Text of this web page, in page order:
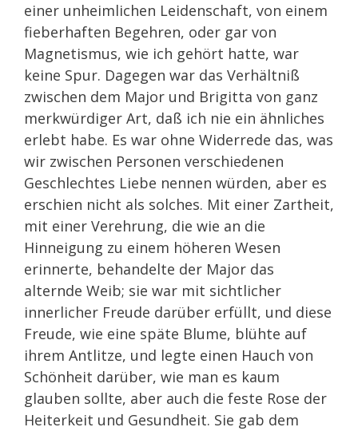
einer unheimlichen Leidenschaft, von einem
fieberhaften Begehren, oder gar von
Magnetismus, wie ich gehört hatte, war
keine Spur. Dagegen war das Verhältniß
zwischen dem Major und Brigitta von ganz
merkwürdiger Art, daß ich nie ein ähnliches
erlebt habe. Es war ohne Widerrede das, was
wir zwischen Personen verschiedenen
Geschlechtes Liebe nennen würden, aber es
erschien nicht als solches. Mit einer Zartheit,
mit einer Verehrung, die wie an die
Hinneigung zu einem höheren Wesen
erinnerte, behandelte der Major das
alternde Weib; sie war mit sichtlicher
innerlicher Freude darüber erfüllt, und diese
Freude, wie eine späte Blume, blühte auf
ihrem Antlitze, und legte einen Hauch von
Schönheit darüber, wie man es kaum
glauben sollte, aber auch die feste Rose der
Heiterkeit und Gesundheit. Sie gab dem